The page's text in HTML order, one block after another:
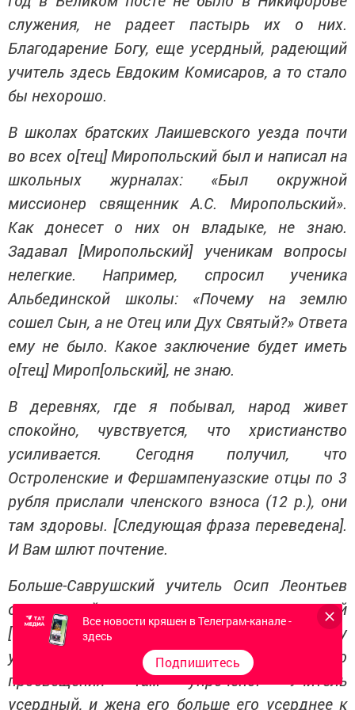
служения, не радеет пастырь их о них.
Благодарение Богу, еще усердный, радеющий
учитель здесь Евдоким Комисаров, а то стало
бы нехорошо.
В школах братских Лаишевского уезда почти
во всех о[тец] Миропольский был и написал на
школьных журналах: «Был окружной
миссионер священник А.С. Миропольский».
Как донесет о них он владыке, не знаю.
Задавал [Миропольский] ученикам вопросы
нелегкие. Например, спросил ученика
Альбединской школы: «Почему на землю
сошел Сын, а не Отец или Дух Святый?» Ответа
ему не было. Какое заключение будет иметь
о[тец] Мироп[ольский], не знаю.
В деревнях, где я побывал, народ живет
спокойно, чувствуется, что христианство
усиливается. Сегодня получил, что
Остроленские и Фершампенуазские отцы по 3
рубля прислали членского взноса (12 р.), они
там здоровы. [Следующая фраза переведена].
И Вам шлют почтение.
Больше-Саврушский учитель Осип Леонтьев
овдовевший летом, перед Масляной
[седмицей] женился, взял старую нашу
ученицу Татьяну. Теперь дело христианского
просвещения там упрочено. Учитель
усердный, и жена его больше его усерднее к
Все новости кряшен в Телеграм-канале -
здесь
Подпишитесь